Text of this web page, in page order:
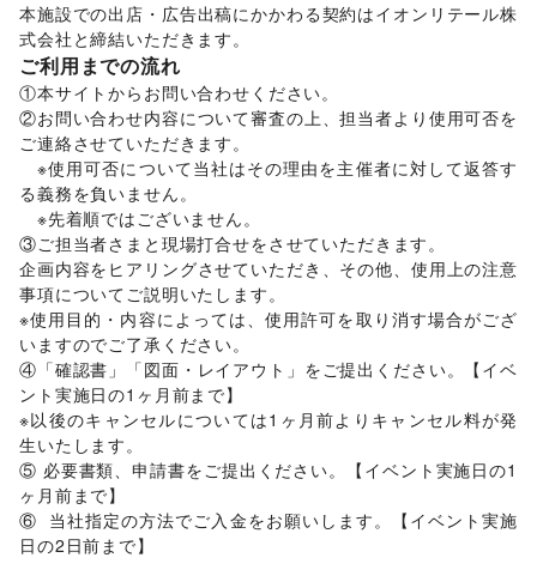
NPO・公共団体
地方公共団体・行政・政府
/NPO・ボランティア活動
本施設での出店・広告出稿にかかわる契約はイオンリテール株
式会社と締結いただきます。
ご利用までの流れ
①本サイトからお問い合わせください。
②お問い合わせ内容について審査の上、担当者より使用可否を
ご連絡させていただきます。
※使用可否について当社はその理由を主催者に対して返答す
る義務を負いません。
※先着順ではございません。
③ご担当者さまと現場打合せをさせていただきます。
企画内容をヒアリングさせていただき、その他、使用上の注意
事項についてご説明いたします。
※使用目的・内容によっては、使用許可を取り消す場合がござ
いますのでご了承ください。
④「確認書」「図面・レイアウト」をご提出ください。【イベ
ント実施日の1ヶ月前まで】
※以後のキャンセルについては1ヶ月前よりキャンセル料が発
生いたします。
⑤ 必要書類、申請書をご提出ください。【イベント実施日の1
ヶ月前まで】
⑥  当社指定の方法でご入金をお願いします。【イベント実施
日の2日前まで】